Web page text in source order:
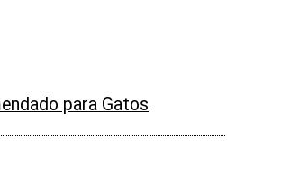
para Gatos